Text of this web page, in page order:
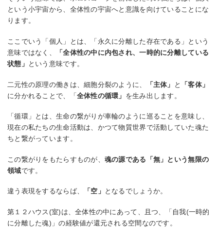
という小宇宙から、全体性の宇宙へと意識を向けていることにな
ります。
ここでいう「個人」とは、「永久に分離した存在である」という
意味ではなく、
「全体性の中に内包され、一時的に分離している
状態」 という意味です。
二元性の原理の働きは、細胞分裂のように、 「主体」 と
「客体」
に分かれることで、「全体性の循環」 を生み出します。
「循環」とは、生命の繋がりが車輪のように巡ることを意味し、
現在の私たちの生命活動は、かつて物質世界で活動していた魂た
ちと繋がっています。
この繋がりをもたらすものが、 魂の源である「無」という無限の
領域です。
違う表現をするならば、 「空」 となるでしょうか。
第１２ハウス(室)は、全体性の中にあって、且つ、「自我(一時的
に分離した魂)」の経験値が還元される空間なのです。